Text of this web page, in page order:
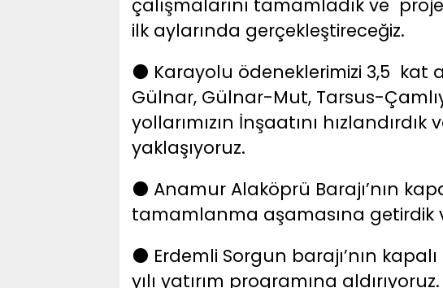
çalışmalarını tamamladık ve
ilk aylarında gerçekleştireceğiz.
⚫
Karayolu ödeneklerimizi 3,5 kat
Gülnar, Gülnar-Mut, Tarsus-
yollarımızın İnşaatını
yaklaşıyoruz.
⚫ Anamur Alaköprü Barajı’nın
tamamlanma aşamasına getirdik
⚫
Erdemli Sorgun barajı’nın
yılı yatırım programına aldırıyoruz.